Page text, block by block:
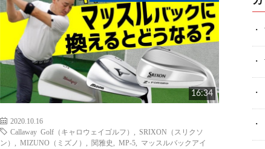
16:34
2020.10.16
Callaway Golf（キャロウェイゴルフ）
SRIXON（スリクソ
ン）
,MIZUNO（ミズノ） 関雅史 ,MP-5
マッスルバックアイ